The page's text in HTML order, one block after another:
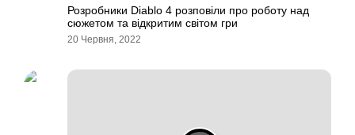
Розробники Diablo 4 розповіли про роботу над
сюжетом та відкритим світом гри
20 Червня, 2022